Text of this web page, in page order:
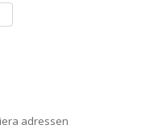
adressen